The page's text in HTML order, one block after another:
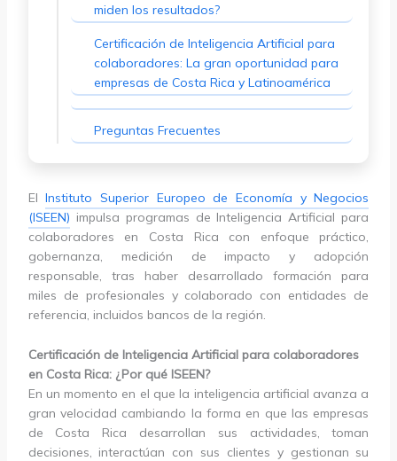
miden los resultados?
Certificación de Inteligencia Artificial para
colaboradores: La gran oportunidad para
empresas de Costa Rica y Latinoamérica
Preguntas Frecuentes
ElInstituto Superior Europeo de Economía y Negocios
(ISEEN) impulsa programas de Inteligencia Artificial para
colaboradores en Costa Rica con enfoque práctico,
gobernanza, medición de impacto y adopción
responsable, tras haber desarrollado formación para
miles de profesionales y colaborado con entidades de
referencia, incluidos bancos de la región.
Certificación de Inteligencia Artificial para colaboradores
en Costa Rica: ¿Por qué ISEEN?
En un momento en el que la inteligencia artificial avanza a
gran velocidad cambiando la forma en que las empresas
de Costa Rica desarrollan sus actividades, toman
decisiones, interactúan con sus clientes y gestionan su